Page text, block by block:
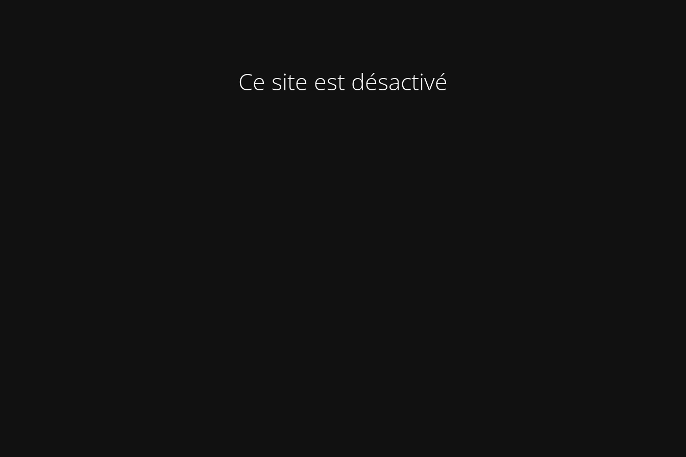
Ce site est désactivé